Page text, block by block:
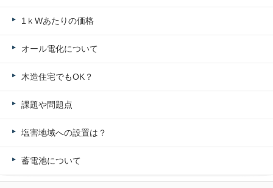
1ｋWあたりの価格
オール電化について
木造住宅でもOK？
課題や問題点
塩害地域への設置は？
蓄電池について